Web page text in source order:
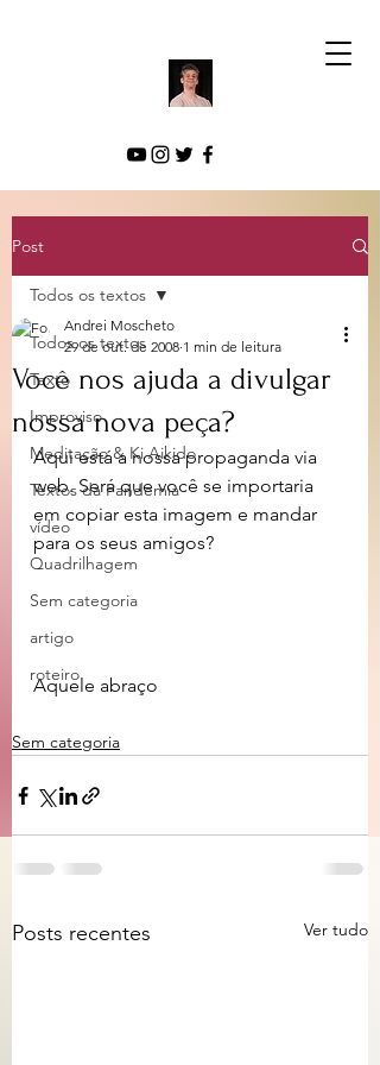
Post
Todos os textos
Texto
Improviso
Meditação & Ki Aikido
Textos da Pandemia
vídeo
Quadrilhagem
Sem categoria
artigo
roteiro
Todos os textos
Você nos ajuda a divulgar
nossa nova peça?
Andrei Moscheto
29 de out. de 2008 1 min de leitura
Aqui está a nossa propaganda via
web. Será que você se importaria
em copiar esta imagem e mandar
para os seus amigos?
Aquele abraço
Sem categoria
Posts recentes Ver tudo